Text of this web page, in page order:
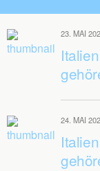
23. MAI
24. MAI